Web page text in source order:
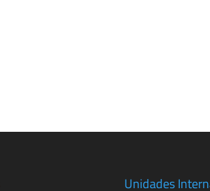
Unidades